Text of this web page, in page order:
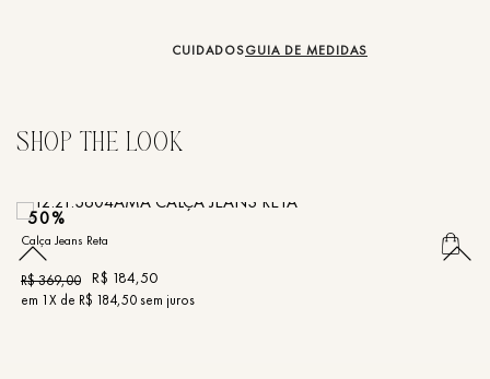
CUIDADOSGUIA DE MEDIDAS
50%
Calça Jeans Reta
R$369,00 R$ 184,50
em 1X de R$ 184,50sem juros